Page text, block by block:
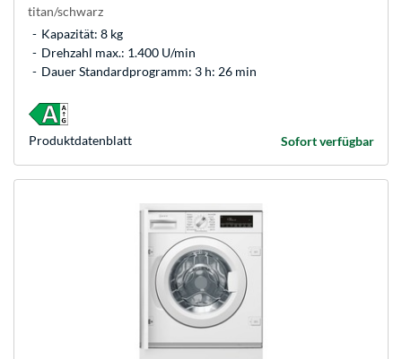
titan/schwarz
Kapazität: 8 kg
Drehzahl max.: 1.400 U/min
Dauer Standardprogramm: 3 h: 26 min
Sofort verfügbar
Produkt­datenblatt